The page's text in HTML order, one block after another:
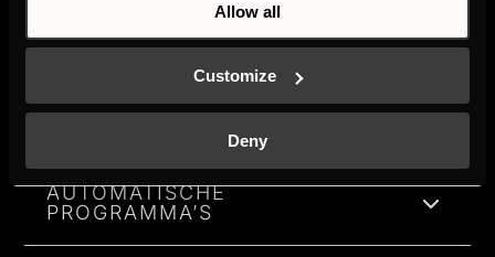
Allow all
Customize
Deny
OVENFUNCTIES
AUTOMATISCHE
PROGRAMMA’S